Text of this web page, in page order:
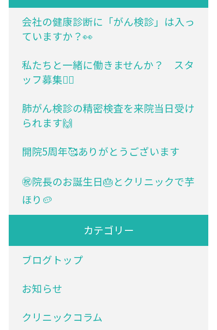
会社の健康診断に「がん検診」は入っ
ていますか？👀
私たちと一緒に働きませんか？ スタ
ッフ募集💁‍♀️
肺がん検診の精密検査を来院当日受け
られます🙌
開院5周年🥰ありがとうございます
㊗院長のお誕生日🎂とクリニックで芋
ほり🥔
カテゴリー
ブログトップ
お知らせ
クリニックコラム